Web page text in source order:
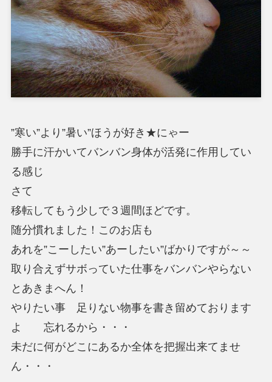
”寒い”より”暑い”ほうが好き★にゃー
勝手に汗かいてバンバン身体が活発に作用してい
る感じ
さて
移転してもう少しで３週間ほどです。
随分慣れました！このお店も
あれを”こーしたい”あーしたい”ばかりですが～～
取り合えずサボっていた仕事をバンバンやらない
とあきまへん！
やりたい事 足りない物事を書き留めております
よ 忘れるから・・・
未だに何がどこにあるか全体を把握出来てませ
ん・・・